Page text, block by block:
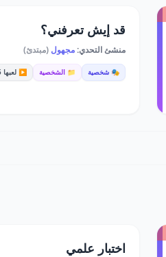
قد إيش تعرفني؟
منشئ التحدي:مجهول(مبتدئ)
🎭 شخصية 📁 الشخصية ▶️ لعبها 14,345
اختبار علمي